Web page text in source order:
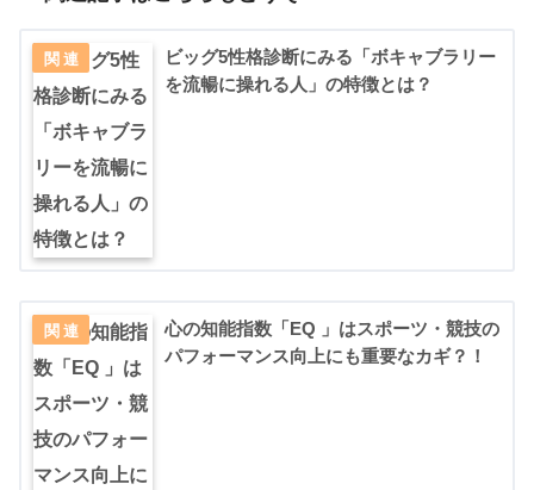
ビッグ5性格診断にみる「ボキャブラリー
を流暢に操れる人」の特徴とは？
心の知能指数「EQ 」はスポーツ・競技の
パフォーマンス向上にも重要なカギ？！